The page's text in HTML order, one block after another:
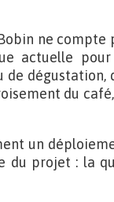
ne compte
actuelle
dégustation,
du
un
du projet : la